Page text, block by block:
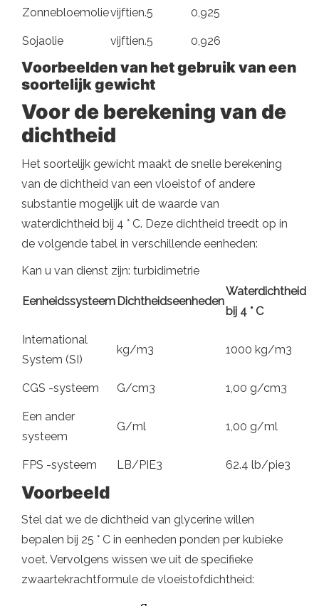
Zonnebloemolievijftien.5 0,925
Sojaolie vijftien.5 0,926
Voorbeelden van het gebruik van een
soortelijk gewicht
Voor de berekening van de
dichtheid
Het soortelijk gewicht maakt de snelle berekening
van de dichtheid van een vloeistof of andere
substantie mogelijk uit de waarde van
waterdichtheid bij 4 ° C. Deze dichtheid treedt op in
de volgende tabel in verschillende eenheden:
Kan u van dienst zijn: turbidimetrie
Eenheidssysteem Dichtheidseenheden
Waterdichtheid
bij 4 ° C
International
System (SI)
kg/m3 1000 kg/m3
CGS -systeem G/cm3 1,00 g/cm3
Een ander
systeem
G/ml 1,00 g/ml
FPS -systeem LB/PIE3 62.4 lb/pie3
Voorbeeld
Stel dat we de dichtheid van glycerine willen
bepalen bij 25 ° C in eenheden ponden per kubieke
voet. Vervolgens wissen we uit de specifieke
zwaartekrachtformule de vloeistofdichtheid: